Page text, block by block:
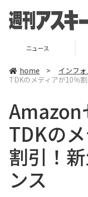
ニュース
home > インフ
TDKのメディアが10％
Amazon
TDKの
割引！
ンス